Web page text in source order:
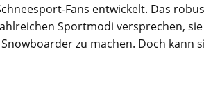
Fans entwickelt. Das
Sportmodi versprechen, sie
zu machen. Doch kann